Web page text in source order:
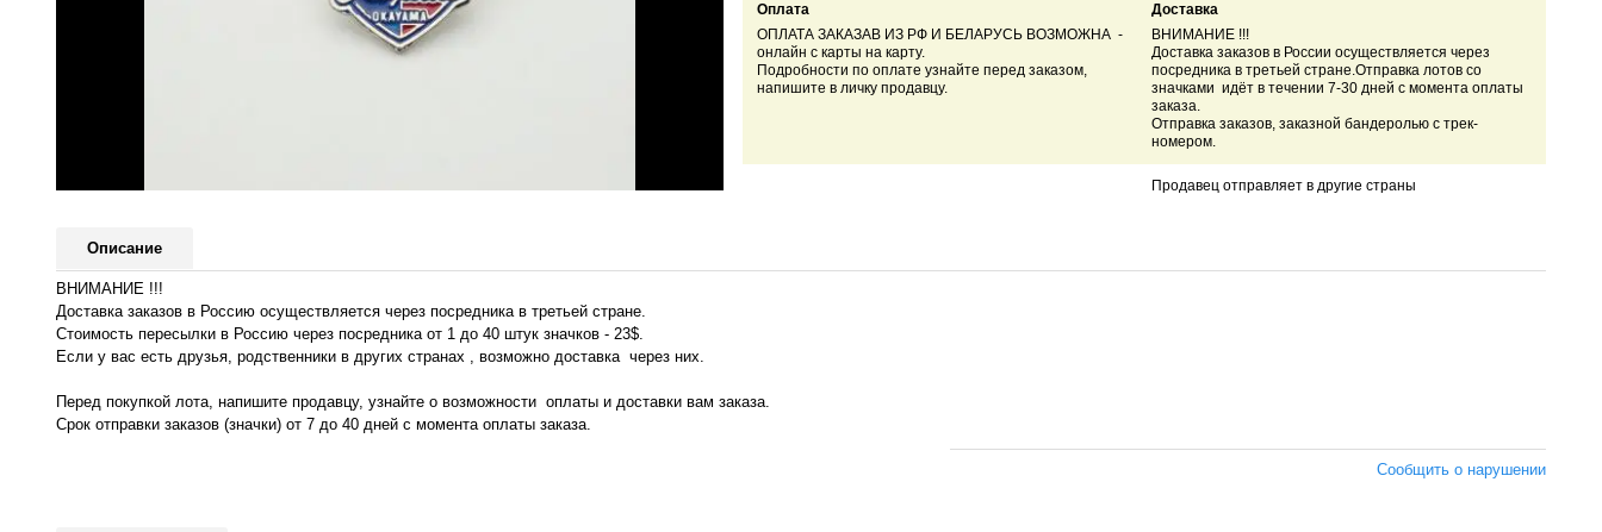
Оплата
ОПЛАТА ЗАКАЗАВ ИЗ РФ И БЕЛАРУСЬ ВОЗМОЖНА -
онлайн с карты на карту.
Подробности по оплате узнайте перед заказом,
напишите в личку продавцу.
Доставка
ВНИМАНИЕ !!!
Доставка заказов в России осуществляется через
посредника в третьей стране.Отправка лотов со
значками идёт в течении 7-30 дней с момента оплаты
заказа.
Отправка заказов, заказной бандеролью с трек-
номером.
Продавец отправляет в другие страны
Описание
ВНИМАНИЕ !!!
Доставка заказов в Россию осуществляется через посредника в третьей стране.
Стоимость пересылки в Россию через посредника от 1 до 40 штук значков - 23$.
Если у вас есть друзья, родственники в других странах , возможно доставка через них.
Перед покупкой лота, напишите продавцу, узнайте о возможности оплаты и доставки вам заказа.
Срок отправки заказов (значки) от 7 до 40 дней с момента оплаты заказа.
Сообщить о нарушении